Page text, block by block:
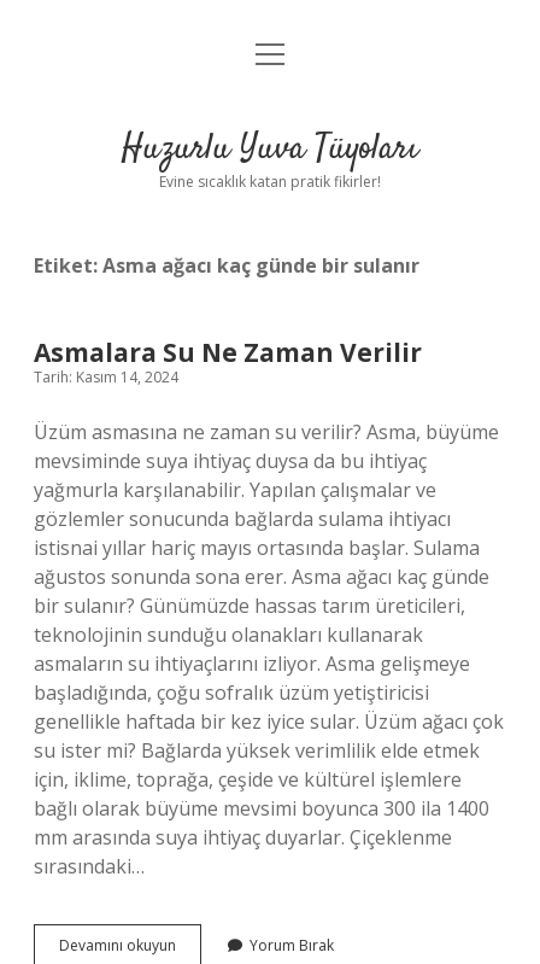
Anasayfa
Yasal Uyarı
menüyü
Huzurlu Yuva Tüyoları
Evine sıcaklık katan pratik fikirler!
Etiket:Asma ağacı kaç günde bir sulanır
Asmalara Su Ne Zaman Verilir
Tarih: Kasım 14, 2024
Üzüm asmasına ne zaman su verilir? Asma, büyüme
mevsiminde suya ihtiyaç duysa da bu ihtiyaç
yağmurla karşılanabilir. Yapılan çalışmalar ve
gözlemler sonucunda bağlarda sulama ihtiyacı
istisnai yıllar hariç mayıs ortasında başlar. Sulama
ağustos sonunda sona erer. Asma ağacı kaç günde
bir sulanır? Günümüzde hassas tarım üreticileri,
teknolojinin sunduğu olanakları kullanarak
asmaların su ihtiyaçlarını izliyor. Asma gelişmeye
başladığında, çoğu sofralık üzüm yetiştiricisi
genellikle haftada bir kez iyice sular. Üzüm ağacı çok
su ister mi? Bağlarda yüksek verimlilik elde etmek
için, iklime, toprağa, çeşide ve kültürel işlemlere
bağlı olarak büyüme mevsimi boyunca 300 ila 1400
mm arasında suya ihtiyaç duyarlar. Çiçeklenme
sırasındaki…
Devamını okuyun Asmalara Yorum Bırak